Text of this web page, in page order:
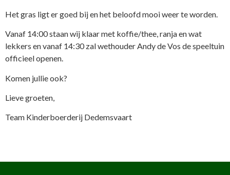
Het gras ligt er goed bij en het beloofd mooi weer te worden.
Vanaf 14:00 staan wij klaar met koffie/thee, ranja en wat
lekkers en vanaf 14:30 zal wethouder Andy de Vos de speeltuin
officieel openen.
Komen jullie ook?
Lieve groeten,
Team Kinderboerderij Dedemsvaart